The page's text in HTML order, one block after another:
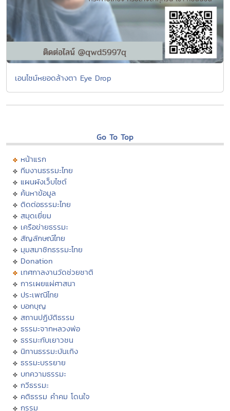
เอนไซม์หยอดล้างตา Eye Drop
Go To Top
หน้าแรก
ทีมงานธรรมะไทย
แผนผังเว็บไซต์
ค้นหาข้อมูล
ติดต่อธรรมะไทย
สมุดเยี่ยม
เครือข่ายธรรมะ
สัญลักษณ์ไทย
มุมสมาชิกธรรมะไทย
Donation
เทศกาลงานวัดช่วยชาติ
การเผยแผ่ศาสนา
ประเพณีไทย
บอกบุญ
สถานปฏิบัติธรรม
ธรรมะจากหลวงพ่อ
ธรรมะกับเยาวชน
นิทานธรรมะบันเทิง
ธรรมะบรรยาย
บทความธรรมะ
กวีธรรมะ
คติธรรม คำคม โดนใจ
กรรม